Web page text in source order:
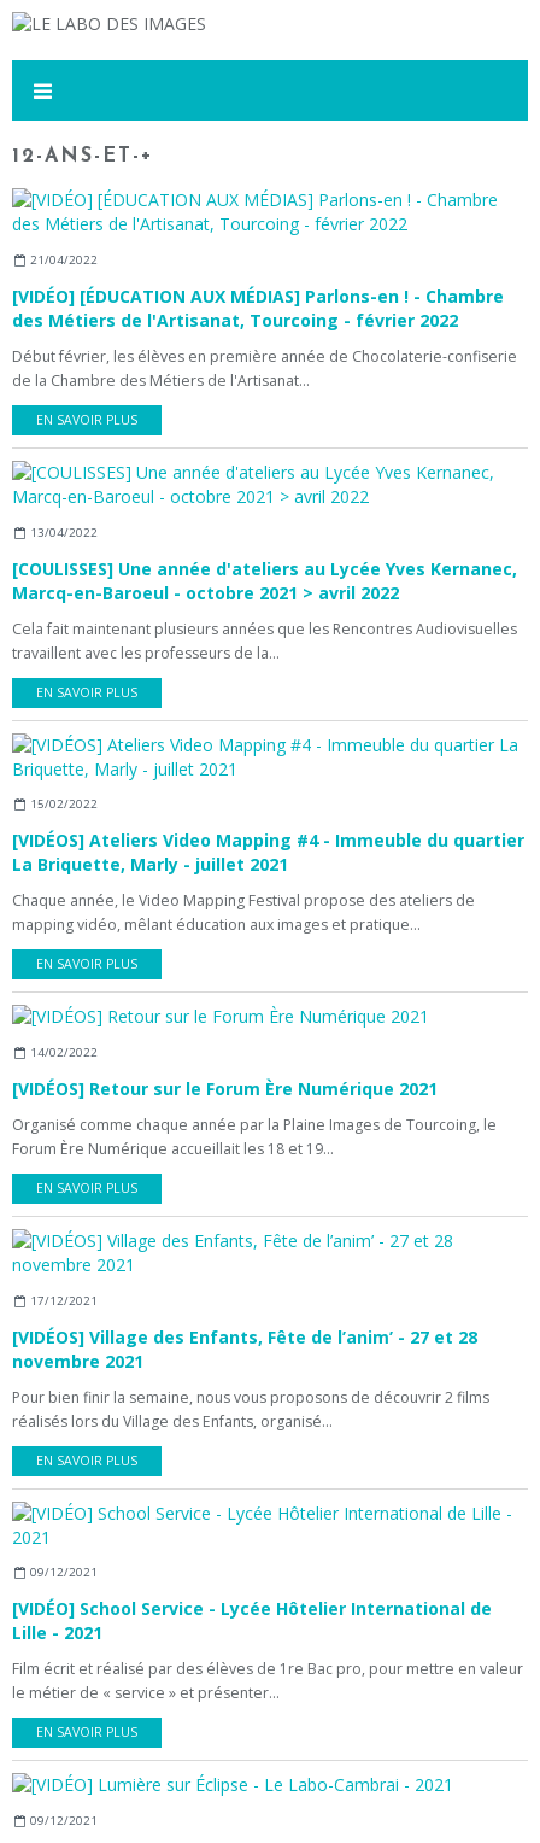
12-ANS-ET-+
21/04/2022
[VIDÉO] [ÉDUCATION AUX MÉDIAS] Parlons-en ! - Chambre
des Métiers de l'Artisanat, Tourcoing - février 2022
Début février, les élèves en première année de Chocolaterie-confiserie
de la Chambre des Métiers de l'Artisanat...
EN SAVOIR PLUS
13/04/2022
[COULISSES] Une année d'ateliers au Lycée Yves Kernanec,
Marcq-en-Baroeul - octobre 2021 > avril 2022
Cela fait maintenant plusieurs années que les Rencontres Audiovisuelles
travaillent avec les professeurs de la...
EN SAVOIR PLUS
15/02/2022
[VIDÉOS] Ateliers Video Mapping #4 - Immeuble du quartier
La Briquette, Marly - juillet 2021
Chaque année, le Video Mapping Festival propose des ateliers de
mapping vidéo, mêlant éducation aux images et pratique...
EN SAVOIR PLUS
14/02/2022
[VIDÉOS] Retour sur le Forum Ère Numérique 2021
Organisé comme chaque année par la Plaine Images de Tourcoing, le
Forum Ère Numérique accueillait les 18 et 19...
EN SAVOIR PLUS
17/12/2021
[VIDÉOS] Village des Enfants, Fête de l’anim’ - 27 et 28
novembre 2021
Pour bien finir la semaine, nous vous proposons de découvrir 2 films
réalisés lors du Village des Enfants, organisé...
EN SAVOIR PLUS
09/12/2021
[VIDÉO] School Service - Lycée Hôtelier International de
Lille - 2021
Film écrit et réalisé par des élèves de 1re Bac pro, pour mettre en valeur
le métier de « service » et présenter...
EN SAVOIR PLUS
09/12/2021